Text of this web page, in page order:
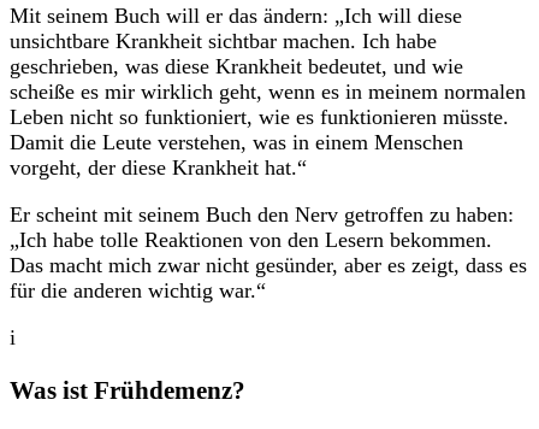
Mit seinem Buch will er das ändern: „Ich will diese
unsichtbare Krankheit sichtbar machen. Ich habe
geschrieben, was diese Krankheit bedeutet, und wie
scheiße es mir wirklich geht, wenn es in meinem normalen
Leben nicht so funktioniert, wie es funktionieren müsste.
Damit die Leute verstehen, was in einem Menschen
vorgeht, der diese Krankheit hat.“
Er scheint mit seinem Buch den Nerv getroffen zu haben:
„Ich habe tolle Reaktionen von den Lesern bekommen.
Das macht mich zwar nicht gesünder, aber es zeigt, dass es
für die anderen wichtig war.“
i
Was ist Frühdemenz?